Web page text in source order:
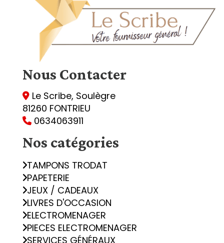
Nous Contacter
 Le Scribe, Soulègre
81260 FONTRIEU
 0634063911
Nos catégories
TAMPONS TRODAT
PAPETERIE
JEUX / CADEAUX
LIVRES D'OCCASION
ELECTROMENAGER
PIECES ELECTROMENAGER
SERVICES GÉNÉRAUX